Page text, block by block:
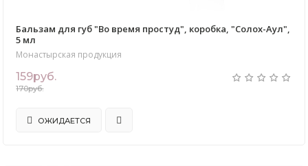
Бальзам для губ "Во время простуд", коробка, "Солох-Аул",
5 мл
Монастырская продукция
159руб.
170руб.
ОЖИДАЕТСЯ